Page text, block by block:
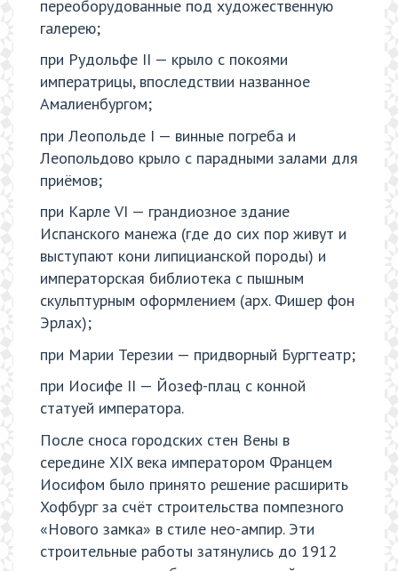
переоборудованные под художественную
галерею;
при Рудольфе II — крыло с покоями
императрицы, впоследствии названное
Амалиенбургом;
при Леопольде I — винные погреба и
Леопольдово крыло с парадными залами для
приёмов;
при Карле VI — грандиозное здание
Испанского манежа (где до сих пор живут и
выступают кони липицианской породы) и
императорская библиотека с пышным
скульптурным оформлением (арх. Фишер фон
Эрлах);
при Марии Терезии — придворный Бургтеатр;
при Иосифе II — Йозеф-плац с конной
статуей императора.
После сноса городских стен Вены в
середине XIX века императором Францем
Иосифом было принято решение расширить
Хофбург за счёт строительства помпезного
«Нового замка» в стиле нео-ампир. Эти
строительные работы затянулись до 1912